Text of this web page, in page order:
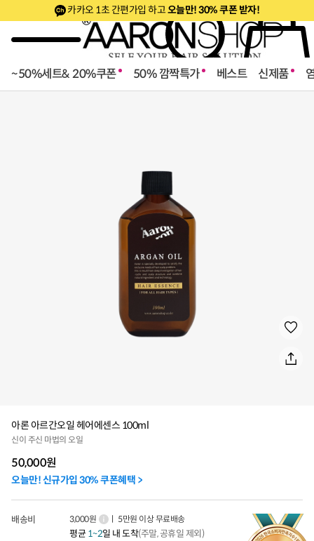
카카오 1초 간편가입 하고오늘만! 30% 쿠폰 받자!
~50%세트& 20%쿠폰 50% 깜짝특가 베스트 신제품
아론 아르간오일 헤어에센스 100ml
신이 주신 마법의 오일
50,000원
오늘만! 신규가입 30% 쿠폰혜택 >
배송비 3,000원 ㅣ 5만원 이상 무료배송
평균1~2일 내 도착(주말, 공휴일 제외)